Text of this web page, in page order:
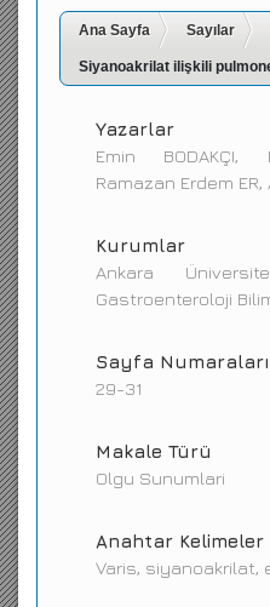
İletişim
Ana Sayfa Sayılar
Siyanoakrilat ilişkili
Yazarlar
Emin BODAKÇI,
Ramazan Erdem ER,
Kurumlar
Ankara
Gastroenteroloji
Sayfa Numaraları
29-31
Makale Türü
Olgu Sunumlari
Anahtar Kelimeler
Varis, siyanoakrilat,